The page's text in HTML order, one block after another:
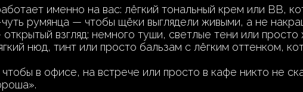
именно на вас: лёгкий тональный крем или BB,
румянца — чтобы щёки выглядели живыми, а не
взгляд: немного туши, светлые тени или
нюд, тинт или просто бальзам с лёгким оттенком,
в офисе, на встрече или просто в кафе никто не